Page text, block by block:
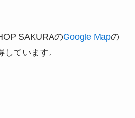
SAKURAのGoogle Mapの
ています。